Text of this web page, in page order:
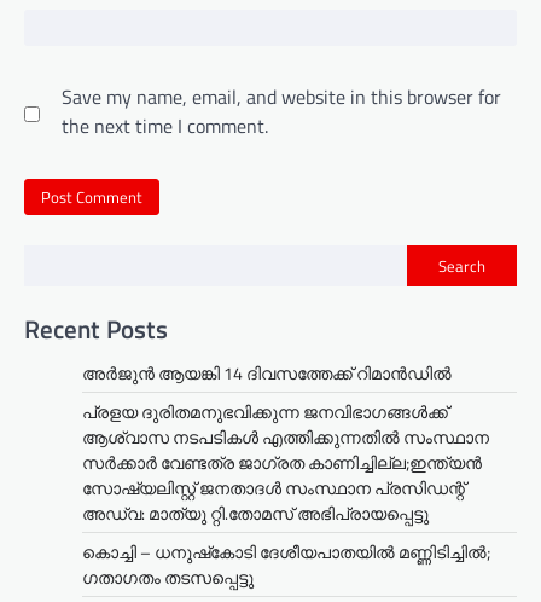
Save my name, email, and website in this browser for
the next time I comment.
Search
Recent Posts
അര്‍ജുന്‍ ആയങ്കി 14 ദിവസത്തേക്ക് റിമാന്‍ഡില്‍
പ്രളയ ദുരിതമനുഭവിക്കുന്ന ജനവിഭാഗങ്ങൾക്ക്
ആശ്വാസ നടപടികൾ എത്തിക്കുന്നതിൽ സംസ്ഥാന
സർക്കാർ വേണ്ടത്ര ജാഗ്രത കാണിച്ചില്ല;ഇന്ത്യൻ
സോഷ്യലിസ്റ്റ് ജനതാദൾ സംസ്ഥാന പ്രസിഡന്റ്
അഡ്വ: മാത്യു റ്റി.തോമസ് അഭിപ്രായപ്പെട്ടു
കൊച്ചി – ധനുഷ്‌കോടി ദേശീയപാതയിൽ മണ്ണിടിച്ചിൽ;
ഗതാഗതം തടസപ്പെട്ടു